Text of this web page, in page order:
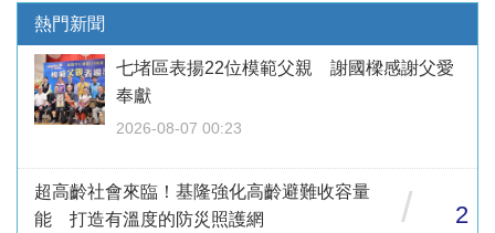
熱門新聞
七堵區表揚22位模範父親 謝國樑感謝父愛
奉獻
2026-08-07 00:23
超高齡社會來臨！基隆強化高齡避難收容量
能 打造有溫度的防災照護網
/ 2